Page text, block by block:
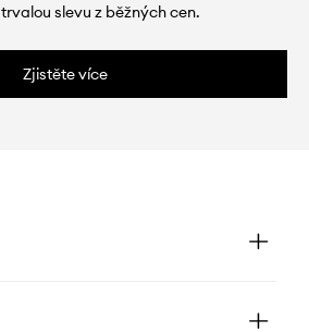
trvalou slevu z běžných cen.
Zjistěte více